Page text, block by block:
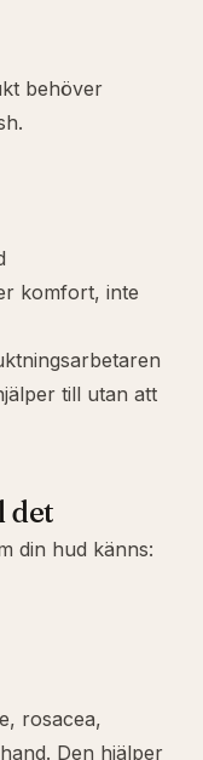
behöver
komfort, inte
till utan att
det
din hud känns:
, rosacea,
Den hjälper